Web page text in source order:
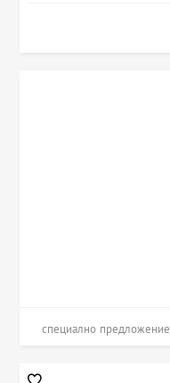
специално предложение